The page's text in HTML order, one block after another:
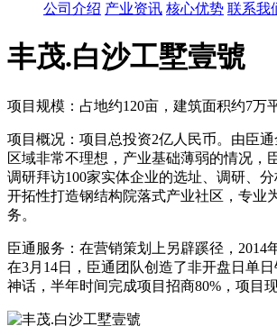
公司介绍 产业资讯 核心优势 联系我
丰茂.白沙工墅壹號
项目规模：占地约120亩，建筑面积约7万
项目概况：项目总投资2亿人民币。由臣
区域非常不理想，产业基础薄弱的情况，
调研拜访100家实体企业的选址、调研、分
开拓性打造钢结构院落式产业社区，专业
务。
臣通服务：在营销策划上另辟蹊径，2014
在3月14日，臣通团队创造了非开盘日单
神话，半年时间完成项目招商80%，项目